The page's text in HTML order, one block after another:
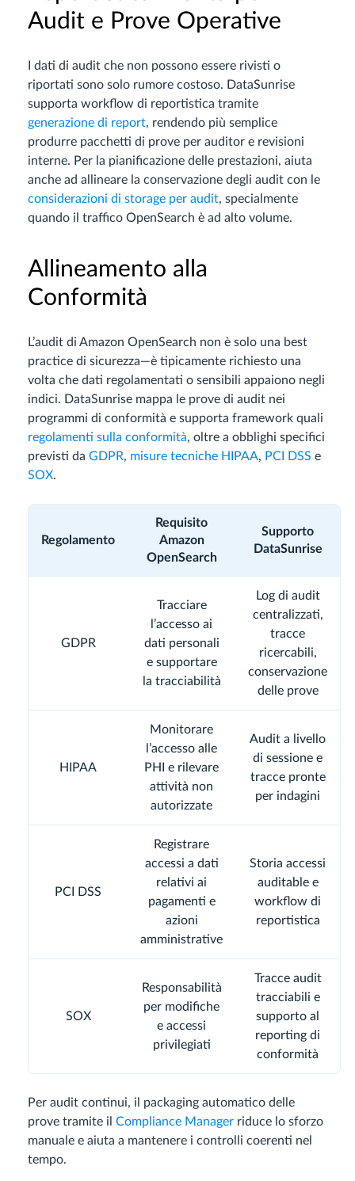
Audit e Prove Operative
I dati di audit che non possono essere rivisti o
riportati sono solo rumore costoso. DataSunrise
supporta workflow di reportistica tramite
generazione di report, rendendo più semplice
produrre pacchetti di prove per auditor e revisioni
interne. Per la pianificazione delle prestazioni, aiuta
anche ad allineare la conservazione degli audit con le
considerazioni di storage per audit, specialmente
quando il traffico OpenSearch è ad alto volume.
Allineamento alla
Conformità
L’audit di Amazon OpenSearch non è solo una best
practice di sicurezza—è tipicamente richiesto una
volta che dati regolamentati o sensibili appaiono negli
indici. DataSunrise mappa le prove di audit nei
programmi di conformità e supporta framework quali
regolamenti sulla conformità, oltre a obblighi specifici
previsti da GDPR, misure tecniche HIPAA, PCI DSS e
SOX.
Regolamento
Requisito
Amazon
OpenSearch
Supporto
DataSunrise
GDPR
Tracciare
l’accesso ai
dati personali
e supportare
la tracciabilità
Log di audit
centralizzati,
tracce
ricercabili,
conservazione
delle prove
HIPAA
Monitorare
l’accesso alle
PHI e rilevare
attività non
autorizzate
Audit a livello
di sessione e
tracce pronte
per indagini
PCI DSS
Registrare
accessi a dati
relativi ai
pagamenti e
azioni
amministrative
Storia accessi
auditable e
workflow di
reportistica
SOX
Responsabilità
per modifiche
e accessi
privilegiati
Tracce audit
tracciabili e
supporto al
reporting di
conformità
Per audit continui, il packaging automatico delle
prove tramite il Compliance Manager riduce lo sforzo
manuale e aiuta a mantenere i controlli coerenti nel
tempo.